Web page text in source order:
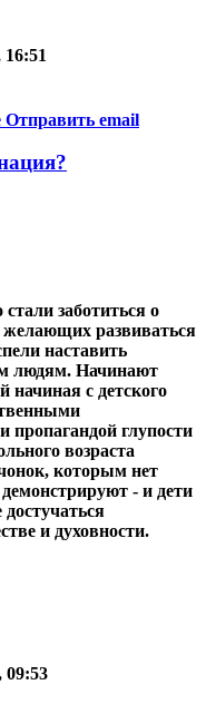
16:51
Отправить email
заботиться о
развиваться
наставить
людям. Начинают
начиная с детского
глупости
возраста
которым нет
- и дети
и духовности.
09:53